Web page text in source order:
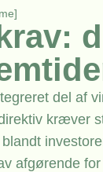
del af
kræver
afgørende